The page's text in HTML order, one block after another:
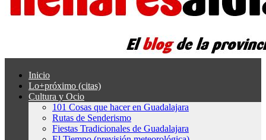
Inicio
Lo+próximo (citas)
Cultura y Ocio
101 Cosas que hacer en Guadalajara
Rutas de Senderismo
Fiestas Tradicionales de Guadalajara